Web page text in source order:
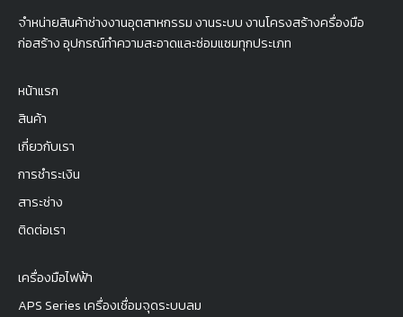
จำหน่ายสินค้าช่างงานอุตสาหกรรม งานระบบ งานโครงสร้างครื่องมือ
ก่อสร้าง อุปกรณ์ทำความสะอาดและซ่อมแซมทุกประเภท
หน้าแรก
สินค้า
เกี่ยวกับเรา
การชำระเงิน
สาระช่าง
ติดต่อเรา
เครื่องมือไฟฟ้า
APS Series เครื่องเชื่อมจุดระบบลม